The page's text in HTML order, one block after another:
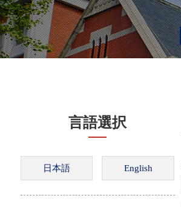
言語選択